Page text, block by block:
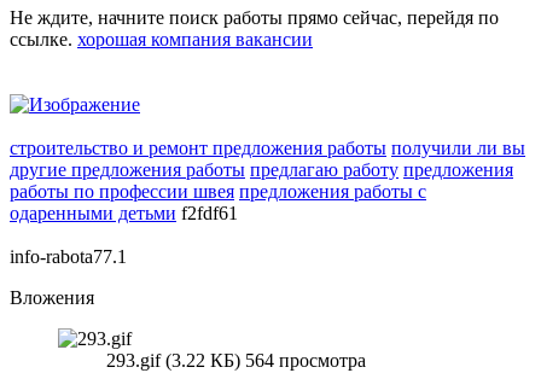
Не ждите, начните поиск работы прямо сейчас, перейдя по
ссылке. хорошая компания вакансии
строительство и ремонт предложения работы получили ли вы
другие предложения работы предлагаю работу предложения
работы по профессии швея предложения работы с
одаренными детьми f2fdf61
info-rabota77.1
Вложения
293.gif (3.22 КБ) 564 просмотра